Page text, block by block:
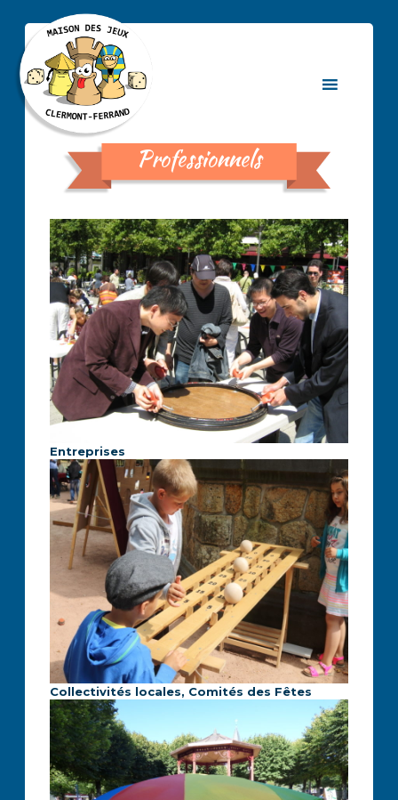
Professionnels
Entreprises
Collectivités locales, Comités des Fêtes